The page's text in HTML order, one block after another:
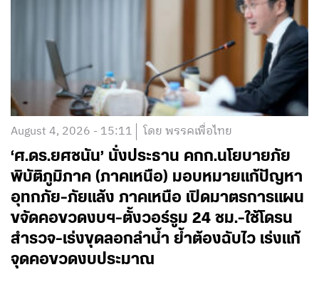
August 4, 2026 - 15:11 โดย พรรคเพื่อไทย
‘ศ.ดร.ยศชนัน’ นั่งประธาน คกก.นโยบายภัย
พิบัติภูมิภาค (ภาคเหนือ) มอบหมายแก้ปัญหา
อุทกภัย-ภัยแล้ง ภาคเหนือ เปิดมาตรการแผน
ขจัดคอขวดงบฯ-ตั้งวอร์รูม 24 ชม.-ใช้โดรน
สำรวจ-เร่งขุดลอกลำน้ำ ย้ำต้องฉับไว เร่งแก้
จุดคอขวดงบประมาณ